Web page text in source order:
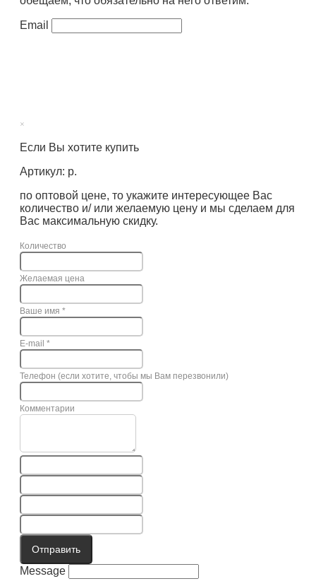
Email
×
Если Вы хотите купить
Артикул: р.
по оптовой цене, то укажите интересующее Вас
количество и/ или желаемую цену и мы сделаем для
Вас максимальную скидку.
Количество
Желаемая цена
Ваше имя *
E-mail *
Телефон (если хотите, чтобы мы Вам перезвонили)
Комментарии
Отправить
Message